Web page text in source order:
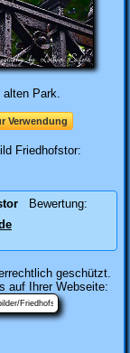
alten Park.
Verwendung
Friedhofstor:
Bewertung:
geschützt.
auf Ihrer Webseite: